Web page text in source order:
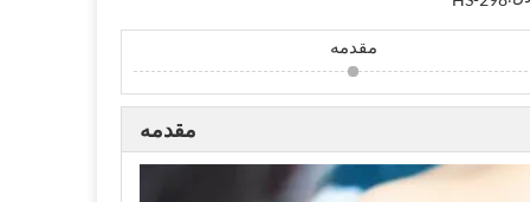
مقدمه
مقدمه